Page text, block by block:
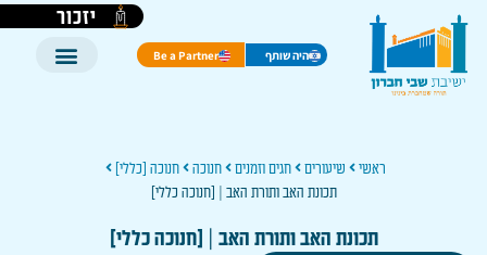
יזכור
היה שותף Be a Partner
ראשי שיעורים חגים וזמנים חנוכה
חנוכה [כללי]
תכונת האב ותורת האב | [חנוכה כללי]
תכונת האב ותורת האב | [חנוכה כללי]